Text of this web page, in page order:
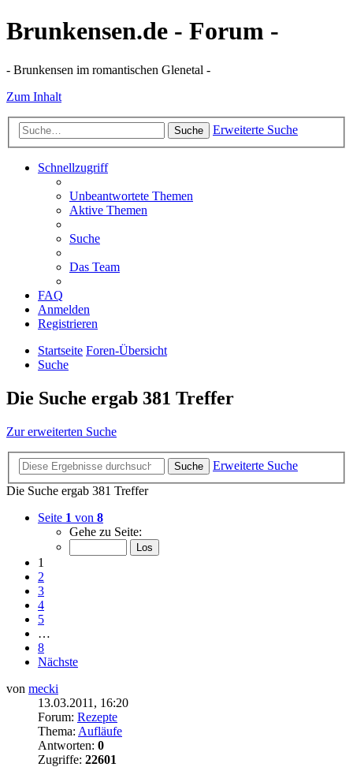
Brunkensen.de - Forum -
- Brunkensen im romantischen Glenetal -
Zum Inhalt
Suche Erweiterte Suche
Schnellzugriff
Unbeantwortete Themen
Aktive Themen
Suche
Das Team
FAQ
Anmelden
Registrieren
Startseite Foren-Übersicht
Suche
Die Suche ergab 381 Treffer
Zur erweiterten Suche
Suche
Erweiterte Suche
Die Suche ergab 381 Treffer
Seite 1 von 8
Gehe zu Seite:
1
2
3
4
5
…
8
Nächste
von mecki
13.03.2011, 16:20
Forum: Rezepte
Thema: Aufläufe
Antworten: 0
Zugriffe: 22601